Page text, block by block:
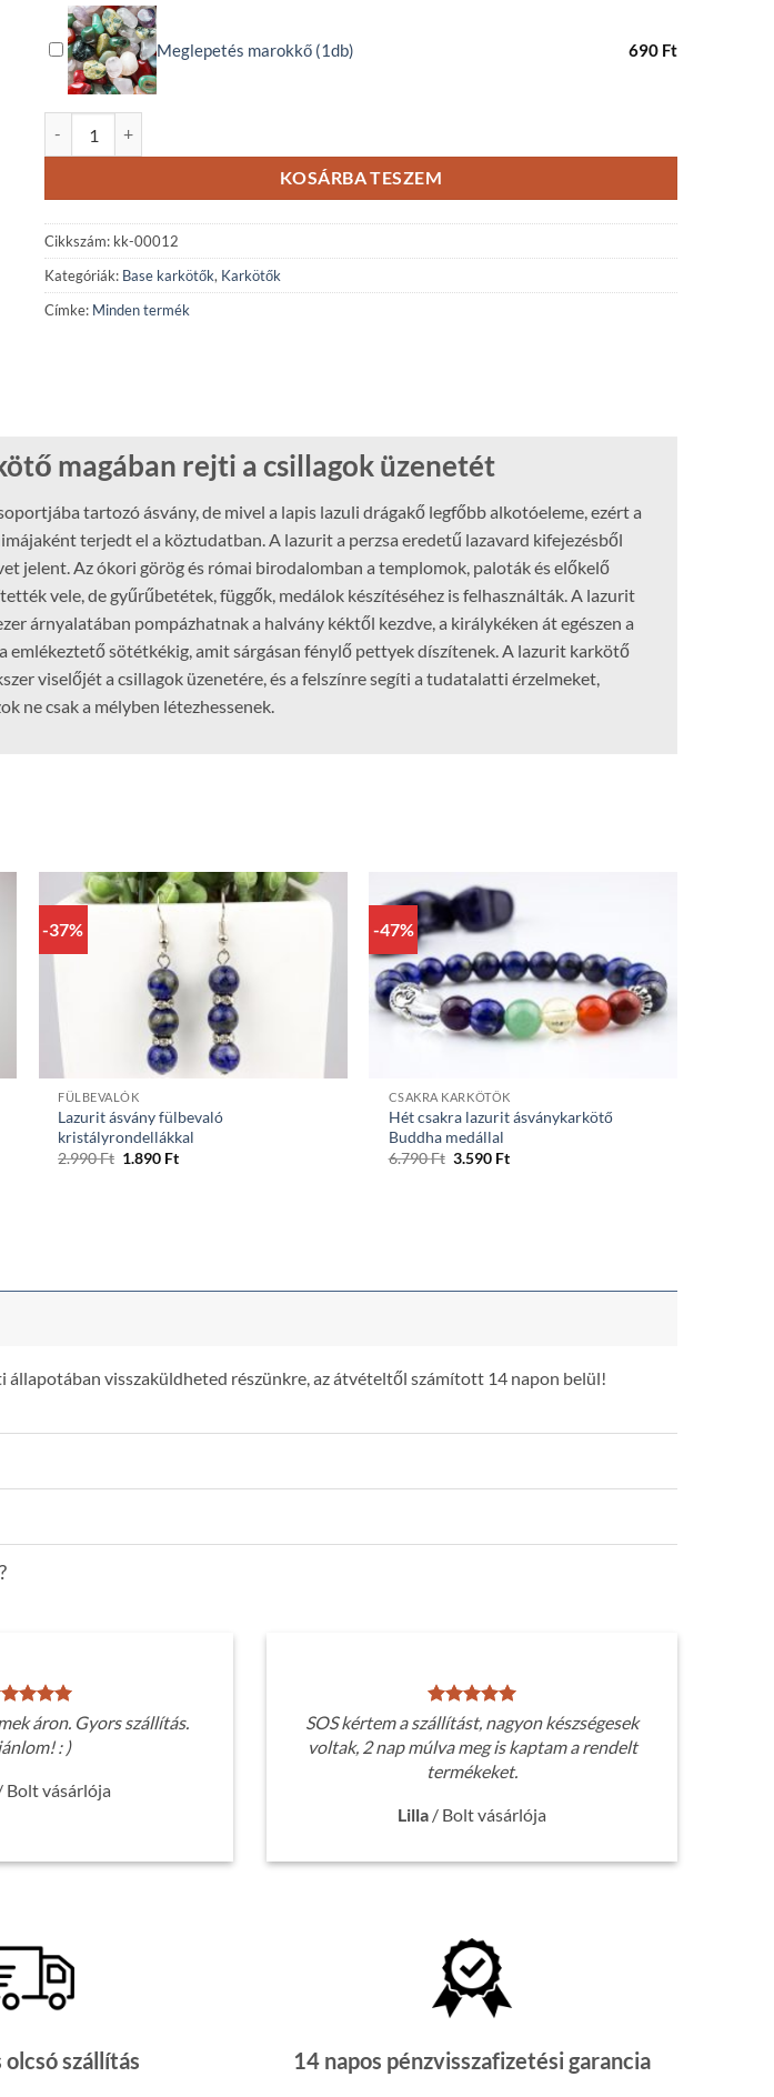
Meglepetés marokkő (1db) 690 Ft
KOSÁRBA TESZEM
Cikkszám: kk-00012
Kategóriák: Base karkötők, Karkötők
Címke: Minden termék
magában rejti a csillagok üzenetét
tartozó ásvány, de mivel a lapis lazuli drágakő legfőbb alkotóeleme, ezért a
terjedt el a köztudatban. A lazurit a perzsa eredetű lazavard kifejezésből
jelent. Az ókori görög és római birodalomban a templomok, paloták és előkelő
vele, de gyűrűbetétek, függők, medálok készítéséhez is felhasználták. A lazurit
árnyalatában pompázhatnak a halvány kéktől kezdve, a királykéken át egészen a
emlékeztető sötétkékig, amit sárgásan fénylő pettyek díszítenek. A lazurit karkötő
viselőjét a csillagok üzenetére, és a felszínre segíti a tudatalatti érzelmeket,
ne csak a mélyben létezhessenek.
-37%
FÜLBEVALÓK
Lazurit ásvány fülbevaló
kristályrondellákkal
2.990Ft Original
1.890 FtCurrent
-47%
CSAKRA KARKÖTŐK
Hét csakra lazurit ásványkarkötő
Buddha medállal
6.790Ft Original
3.590 FtCurrent
állapotában visszaküldheted részünkre, az átvételtől számított 14 napon belül!
áron. Gyors szállítás.
: )
Bolt vásárlója
SOS kértem a szállítást, nagyon készségesek
voltak, 2 nap múlva meg is kaptam a rendelt
termékeket.
Lilla / Bolt vásárlója
olcsó szállítás 14 napos pénzvisszafizetési garancia